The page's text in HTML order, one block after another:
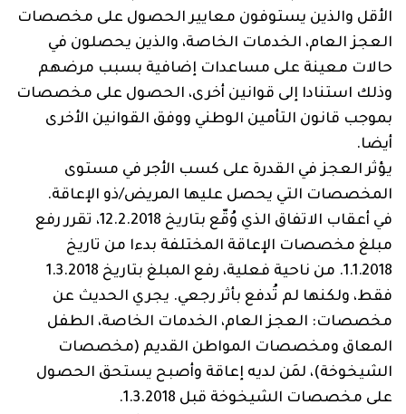
الأقل والذين يستوفون معايير الحصول على مخصصات
العجز العام، الخدمات الخاصة، والذين يحصلون في
حالات معينة على مساعدات إضافية بسبب مرضهم
وذلك استنادا إلى قوانين أخرى، الحصول على مخصصات
بموجب قانون التأمين الوطني ووفق القوانين الأخرى
أيضا.
يؤثر العجز في القدرة على كسب الأجر في مستوى
المخصصات التي يحصل عليها المريض/ذو الإعاقة.
في أعقاب الاتفاق الذي وُقّع بتاريخ 12.2.2018، تقرر رفع
مبلغ مخصصات الإعاقة المختلفة بدءا من تاريخ
‏1.1.2018. من ناحية فعلية، رفع المبلغ بتاريخ 1.3.2018
فقط، ولكنها لم تُدفع بأثر رجعي. يجري الحديث عن
مخصصات: العجز العام، الخدمات الخاصة، الطفل
المعاق ومخصصات المواطن القديم (مخصصات
الشيخوخة)، لمَن لديه إعاقة وأصبح يستحق الحصول
على مخصصات الشيخوخة قبل ‏1.3.2018.